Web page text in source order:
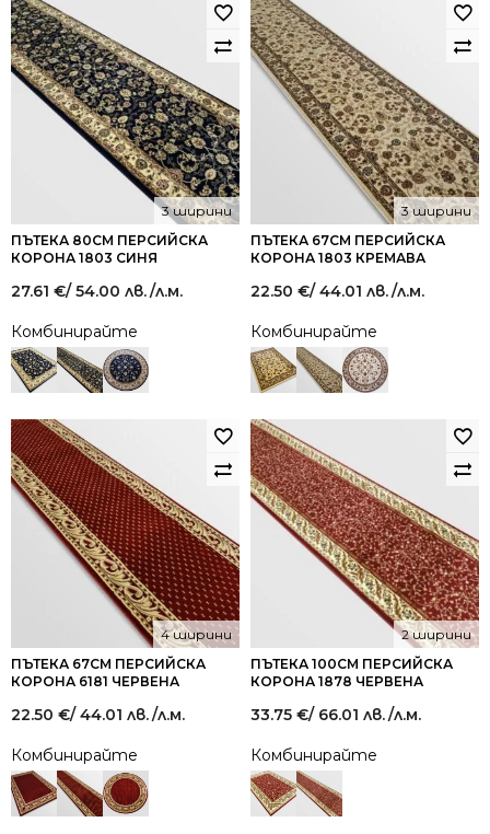
ПЪТЕКА 80СМ ПЕРСИЙСКА
КОРОНА 1803 СИНЯ
3 ширини
27.61 €/ 54.00 лв./л.м.
Комбинирайте
ПЪТЕКА 67СМ ПЕРСИЙСКА
КОРОНА 1803 КРЕМАВА
3 ширини
22.50 €/ 44.01 лв./л.м.
Комбинирайте
ПЪТЕКА 67СМ ПЕРСИЙСКА
КОРОНА 6181 ЧЕРВЕНА
4 ширини
22.50 €/ 44.01 лв./л.м.
Комбинирайте
ПЪТЕКА 100СМ ПЕРСИЙСКА
КОРОНА 1878 ЧЕРВЕНА
2 ширини
33.75 €/ 66.01 лв./л.м.
Комбинирайте